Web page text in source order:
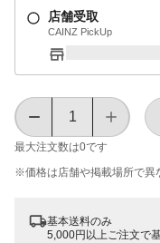
店舗受取
CAINZ PickUp
最大注文数は0です
※価格は​店舗や​掲載場所で​異
基本送料のみ
5,000円以上ご注文で